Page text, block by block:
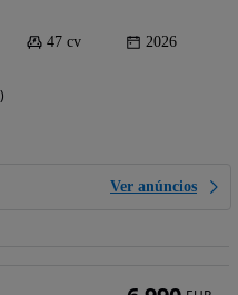
47 cv 2026
Ver anúncios